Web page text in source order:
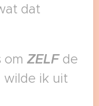
dat
om ZELFde
wilde ik uit